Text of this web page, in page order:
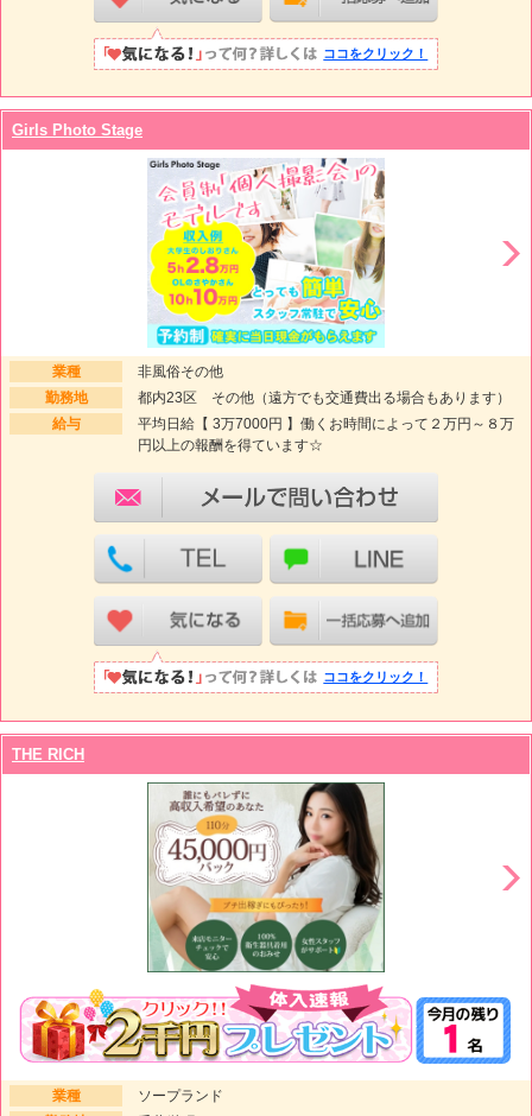
ココをクリック！
Girls Photo Stage
業種
非風俗その他
勤務地
都内23区 その他（遠方でも交通費出る場合もあります）
給与
平均日給【 3万7000円 】働くお時間によって２万円～８万
円以上の報酬を得ています☆
ココをクリック！
THE RICH
業種
ソープランド